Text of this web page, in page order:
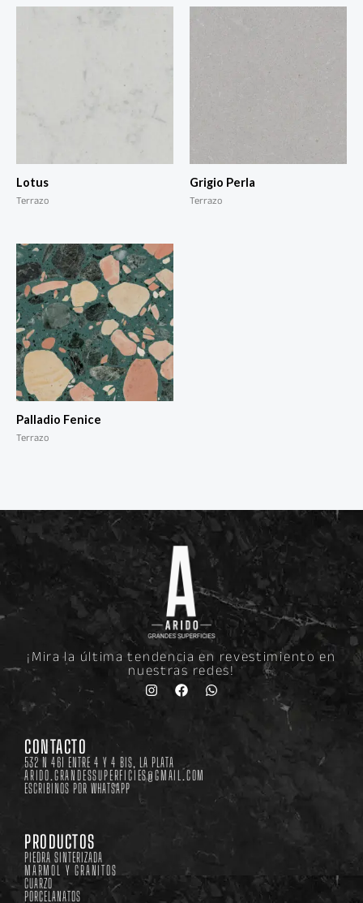
Lotus
Terrazo
Grigio Perla
Terrazo
Palladio Fenice
Terrazo
¡Mira la última tendencia en revestimiento en
nuestras redes!
Instagram
FacebookWhatsapp
CONTACTO
532 N 461 ENTRE 4 Y 4 BIS, LA PLATA
ARIDO.GRANDESSUPERFICIES@GMAIL.COM
ESCRIBINOS POR WHATSAPP
PRODUCTOS
PIEDRA SINTERIZADA
MARMOL Y GRANITOS
CUARZO
PORCELANATOS